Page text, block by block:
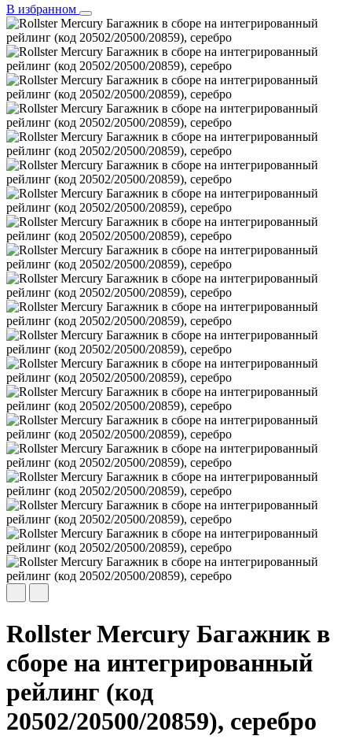
В избранном
Rollster Mercury Багажник в
сборе на интегрированный
рейлинг (код
20502/20500/20859), серебро